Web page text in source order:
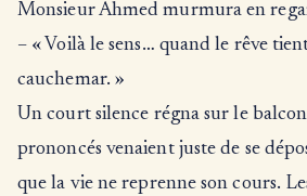
Monsieur Ahmed murmura en
– « Voilà le sens… quand le rêve
cauchemar. »
Un court silence régna sur le
prononcés venaient juste de se
que la vie ne reprenne son cours.